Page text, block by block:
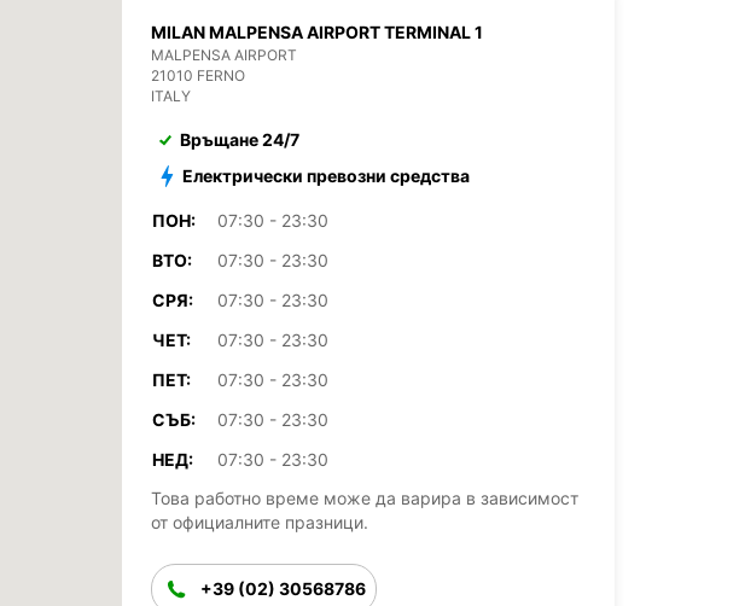
MILAN MALPENSA AIRPORT TERMINAL 1
MALPENSA AIRPORT
21010 FERNO
ITALY
Връщане 24/7
Електрически превозни средства
ПОН:
07:30 - 23:30
ВТО:
07:30 - 23:30
СРЯ:
07:30 - 23:30
ЧЕТ:
07:30 - 23:30
ПЕТ:
07:30 - 23:30
СЪБ:
07:30 - 23:30
НЕД:
07:30 - 23:30
Това работно време може да варира в зависимост
от официалните празници.
+39 (02) 30568786